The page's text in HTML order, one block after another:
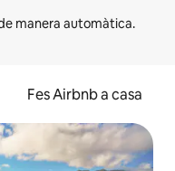
Fes Airbnb a casa